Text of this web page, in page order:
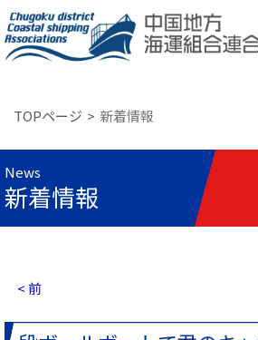
TOPページ 新着情報
News
新着情報
< 前